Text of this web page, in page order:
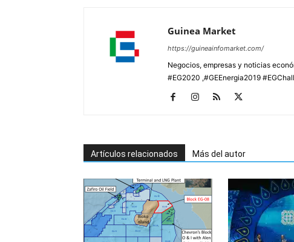
Guinea Market
https://guineainfomarket.com/
Negocios, empresas y noticias
#EG2020 ,#GEEnergia2019
Artículos relacionados Más del autor